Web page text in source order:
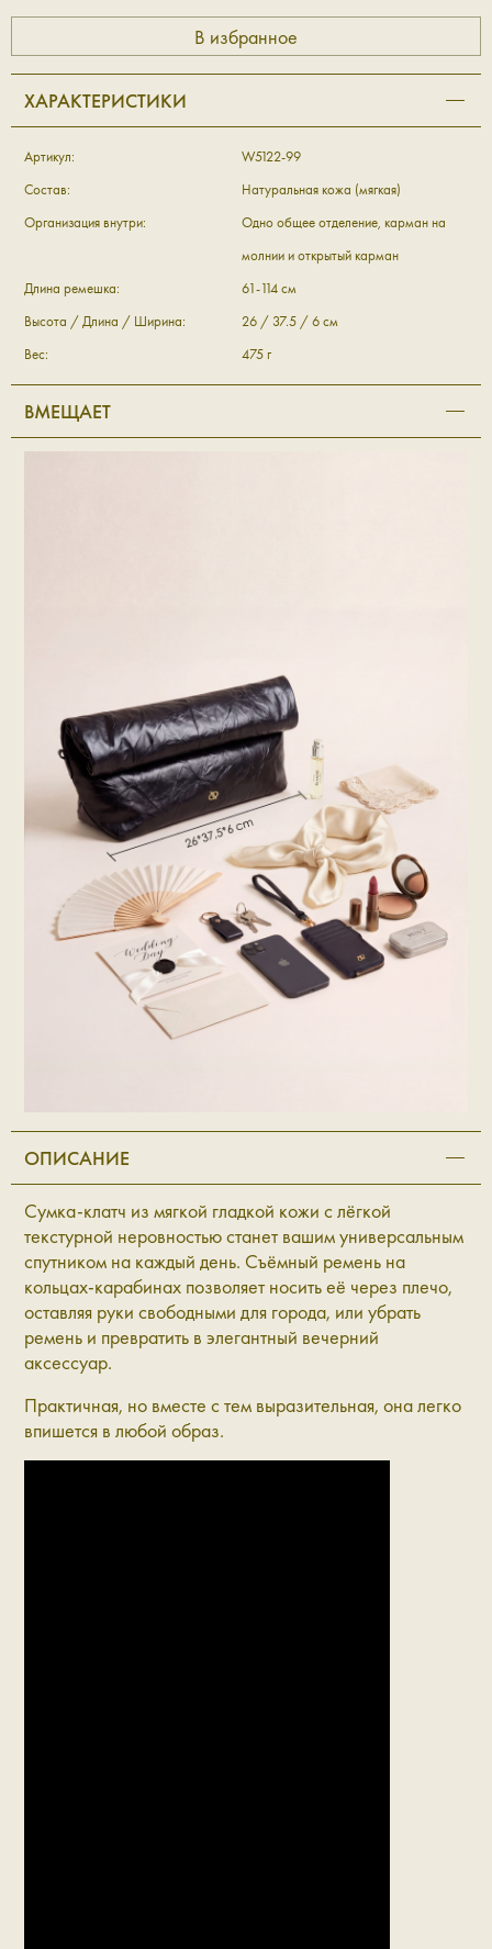
ХАРАКТЕРИСТИКИ
Артикул:
W5122-99
Состав:
Натуральная кожа (мягкая)
Организация внутри:
Одно общее отделение, карман на
молнии и открытый карман
Длина ремешка:
61-114 см
Высота / Длина / Ширина:
26 / 37.5 / 6 см
Вес:
475 г
ВМЕЩАЕТ
ОПИСАНИЕ
Сумка-клатч из мягкой гладкой кожи с лёгкой
текстурной неровностью станет вашим универсальным
спутником на каждый день. Съёмный ремень на
кольцах-карабинах позволяет носить её через плечо,
оставляя руки свободными для города, или убрать
ремень и превратить в элегантный вечерний
аксессуар.
Практичная, но вместе с тем выразительная, она легко
впишется в любой образ.